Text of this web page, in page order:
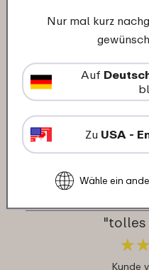
"Sehr praktisch
★
★
"tolles
★★
★★
Kunde
Nur mal kurz
Auf
Zu USA -